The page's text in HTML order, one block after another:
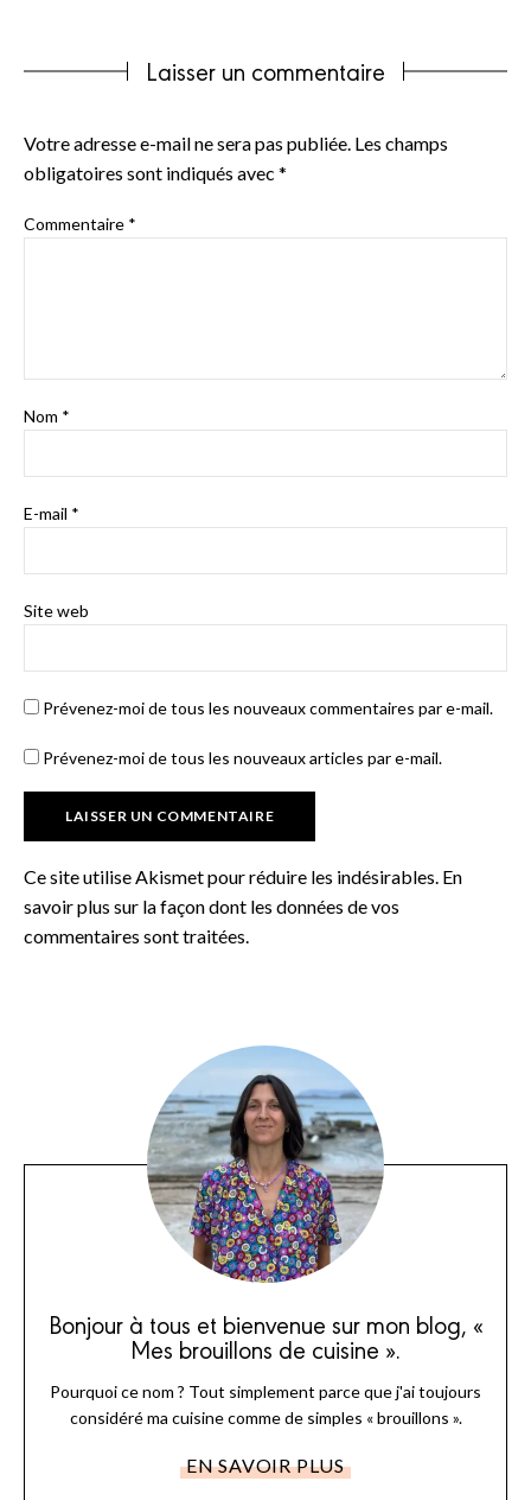
Laisser un commentaire
Votre adresse e-mail ne sera pas publiée. Les champs
obligatoires sont indiqués avec *
Commentaire *
Nom *
E-mail *
Site web
Prévenez-moi de tous les nouveaux commentaires par e-mail.
Prévenez-moi de tous les nouveaux articles par e-mail.
Ce site utilise Akismet pour réduire les indésirables. En
savoir plus sur la façon dont les données de vos
commentaires sont traitées
Bonjour à tous et bienvenue sur mon blog, «
Mes brouillons de cuisine ».
Pourquoi ce nom ? Tout simplement parce que j'ai toujours
considéré ma cuisine comme de simples « brouillons ».
EN SAVOIR PLUS